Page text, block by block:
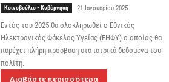
Κοινοβούλιο - Κυβέρνηση 21 Ιανουαρίου 2025
Εντός του 2025 θα ολοκληρωθεί ο Εθνικός
Ηλεκτρονικός Φάκελος Υγείας (ΕΗΦΥ) ο οποίος θα
παρέχει πλήρη πρόσβαση στα ιατρικά δεδομένα του
πολίτη.
Διαβάστε περισσότερα